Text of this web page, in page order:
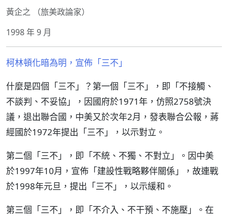
黃企之 （旅美政論家）
1998 年 9 月
柯林頓化暗為明，宣佈「三不」
什麼是四個「三不」？第一個「三不」，即「不接觸、
不談判、不妥協」，因國府於1971年，仿照2758號決
議，退出聯合國，中美又於次年2月，發表聯合公報，蔣
經國於1972年提出「三不」，以示對立。
第二個「三不」，即「不統、不獨、不對立」。因中美
於1997年10月，宣佈「建設性戰略夥伴關係」，故連戰
於1998年元旦，提出「三不」，以示緩和。
第三個「三不」，即「不介入、不干預、不施壓」。在